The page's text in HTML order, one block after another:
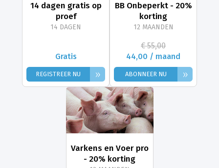
14 dagen gratis op
proef
14 DAGEN
Gratis
REGISTREER NU »
BB Onbeperkt - 20%
korting
12 MAANDEN
€ 55,00
44,00 / maand
ABONNEER NU »
Varkens en Voer pro
- 20% korting